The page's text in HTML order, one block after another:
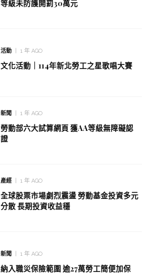
等級未防護開罰30萬元
活動 1 年 AGO
文化活動｜114年新北勞工之星歌唱大賽
新聞 1 年 AGO
勞動部六大試算網頁 獲AA等級無障礙認
證
產經 1 年 AGO
全球股票市場劇烈震盪 勞動基金投資多元
分散 長期投資收益穩
新聞 1 年 AGO
納入職災保險範圍 逾27萬勞工簡便加保